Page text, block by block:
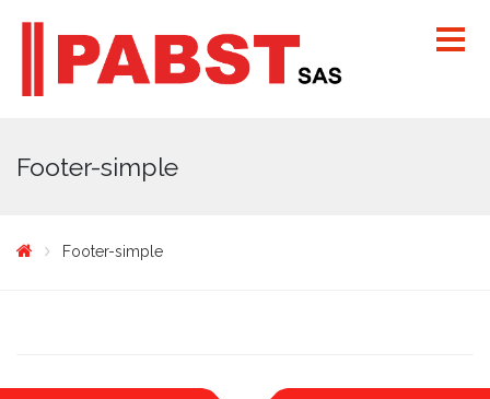
Footer-simple
Footer-simple